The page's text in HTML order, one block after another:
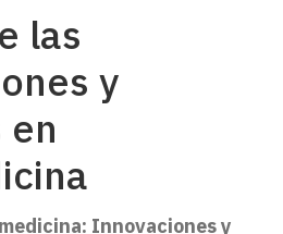
las
y
en
Innovaciones y